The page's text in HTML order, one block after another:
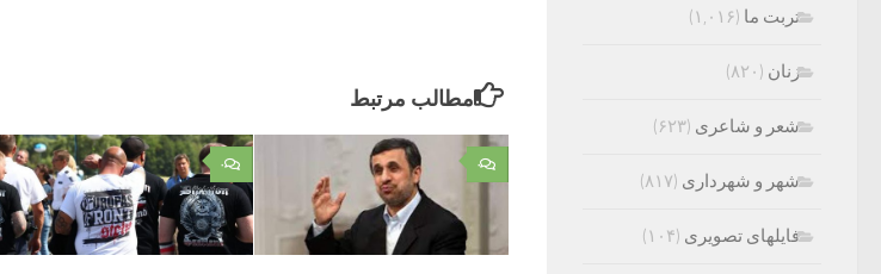
مطالب مرتبط
۰ ۰
تربت ما (۱,۰۱۶)
زنان (۸۲۰)
شعر و شاعری (۶۲۳)
شهر و شهرداری (۸۱۷)
فایلهای تصویری (۱۰۴)